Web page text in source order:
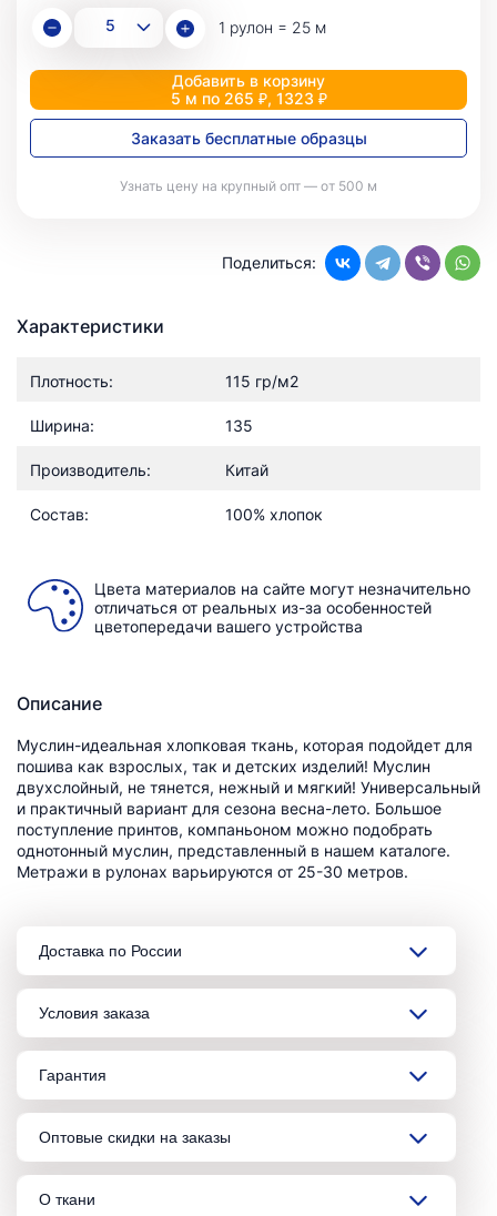
1 рулон = 25 м
Добавить в корзину
5 м по 265 ₽, 1323 ₽
Заказать бесплатные образцы
Узнать цену на крупный опт — от 500 м
Поделиться:
Характеристики
Плотность: 115 гр/м2
Ширина: 135
Производитель: Китай
Состав: 100% хлопок
Цвета материалов на сайте могут незначительно
отличаться от реальных из-за особенностей
цветопередачи вашего устройства
Описание
Муслин-идеальная хлопковая ткань, которая подойдет для
пошива как взрослых, так и детских изделий! Муслин
двухслойный, не тянется, нежный и мягкий! Универсальный
и практичный вариант для сезона весна-лето. Большое
поступление принтов, компаньоном можно подобрать
однотонный муслин, представленный в нашем каталоге.
Метражи в рулонах варьируются от 25-30 метров.
Доставка по России
Условия заказа
Гарантия
Оптовые скидки на заказы
О ткани